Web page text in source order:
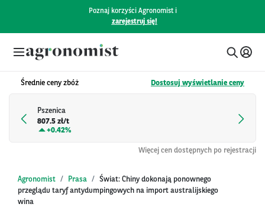
Poznaj korzyści Agronomist i
zarejestruj się!
Średnie ceny zbóż Dostosuj wyświetlanie ceny
Pszenica
807.5 zł/t
+0.42%
Więcej cen dostępnych po rejestracji
Agronomist Prasa
Świat: Chiny dokonają ponownego
przeglądu taryf antydumpingowych na import australijskiego
wina